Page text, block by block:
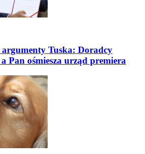
Tuska: Doradcy
Pan ośmiesza urząd premiera